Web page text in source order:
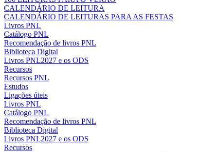
CALENDÁRIO DE LEITURA
CALENDÁRIO DE LEITURAS PARA AS FESTAS
Livros PNL
Catálogo PNL
Recomendação de livros PNL
Biblioteca Digital
Livros PNL2027 e os ODS
Recursos
Recursos PNL
Estudos
Ligações úteis
Livros PNL
Catálogo PNL
Recomendação de livros PNL
Biblioteca Digital
Livros PNL2027 e os ODS
Recursos